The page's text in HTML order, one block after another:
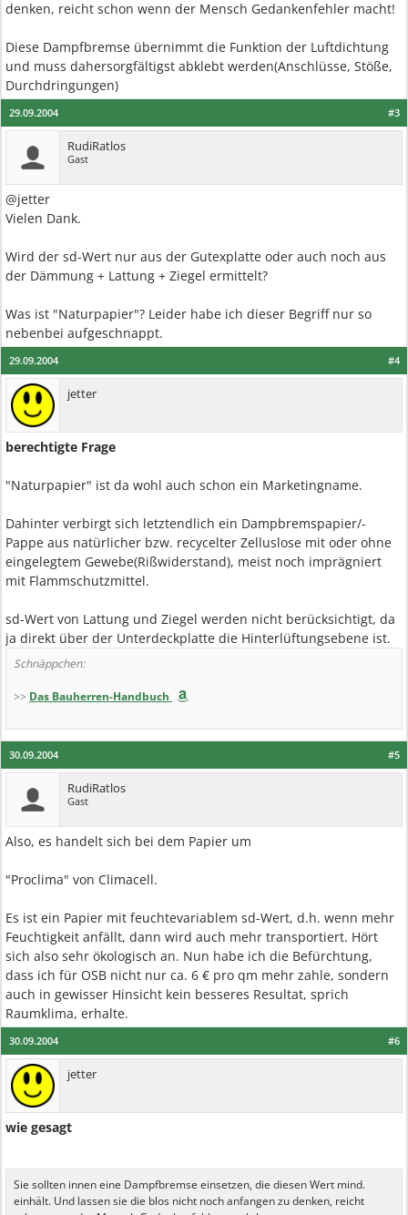
denken, reicht schon wenn der Mensch Gedankenfehler macht!
Diese Dampfbremse übernimmt die Funktion der Luftdichtung
und muss dahersorgfältigst abklebt werden(Anschlüsse, Stöße,
Durchdringungen)
#3
29.09.2004
RudiRatlos
Gast
@jetter
Vielen Dank.
Wird der sd-Wert nur aus der Gutexplatte oder auch noch aus
der Dämmung + Lattung + Ziegel ermittelt?
Was ist "Naturpapier"? Leider habe ich dieser Begriff nur so
nebenbei aufgeschnappt.
#4
29.09.2004
jetter
berechtigte Frage
"Naturpapier" ist da wohl auch schon ein Marketingname.
Dahinter verbirgt sich letztendlich ein Dampbremspapier/-
Pappe aus natürlicher bzw. recycelter Zelluslose mit oder ohne
eingelegtem Gewebe(Rißwiderstand), meist noch imprägniert
mit Flammschutzmittel.
sd-Wert von Lattung und Ziegel werden nicht berücksichtigt, da
ja direkt über der Unterdeckplatte die Hinterlüftungsebene ist.
Schnäppchen:
>> Das Bauherren-Handbuch
#5
30.09.2004
RudiRatlos
Gast
Also, es handelt sich bei dem Papier um
"Proclima" von Climacell.
Es ist ein Papier mit feuchtevariablem sd-Wert, d.h. wenn mehr
Feuchtigkeit anfällt, dann wird auch mehr transportiert. Hört
sich also sehr ökologisch an. Nun habe ich die Befürchtung,
dass ich für OSB nicht nur ca. 6 € pro qm mehr zahle, sondern
auch in gewisser Hinsicht kein besseres Resultat, sprich
Raumklima, erhalte.
#6
30.09.2004
jetter
wie gesagt
Sie sollten innen eine Dampfbremse einsetzen, die diesen Wert mind.
einhält. Und lassen sie die blos nicht noch anfangen zu denken, reicht